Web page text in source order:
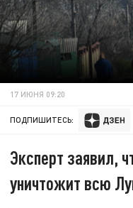
17 ИЮНЯ 09:20
ПОДПИШИТЕСЬ:
Эксперт заявил,
уничтожит всю